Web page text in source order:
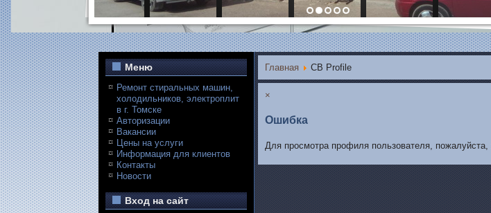
Меню
Ремонт стиральных машин,
холодильников, электроплит
в г. Томске
Авторизации
Вакансии
Цены на услуги
Информация для клиентов
Контакты
Новости
Вход на сайт
Главная CB Profile
×
Ошибка
Для просмотра профиля пользователя, пожалуйста,